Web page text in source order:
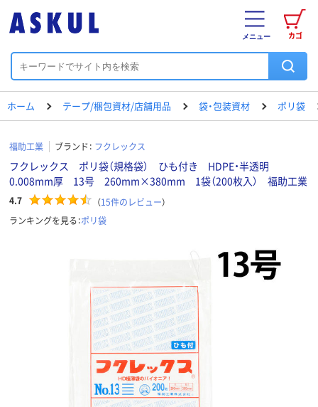
カゴ
メニュー
ホーム テープ/梱包資材/店舗用品 袋・包装資材 ポリ袋
福助工業 ブランド： フクレックス
フクレックス ポリ袋（規格袋） ひも付き HDPE・半透明
0.008mm厚 13号 260mm×380mm 1袋（200枚入） 福助工業
4.7 （15件のレビュー）
ランキングを見る：ポリ袋